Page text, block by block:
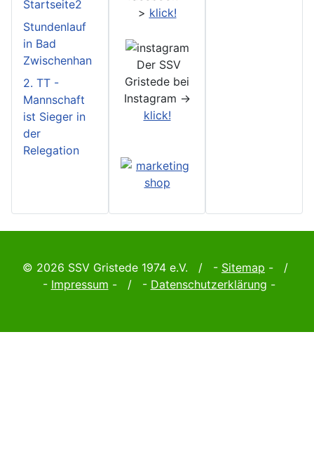
Startseite2
Stundenlauf
in Bad
Zwischenhan
2. TT -
Mannschaft
ist Sieger in
der
Relegation
> klick!
Der SSV
Gristede bei
Instagram ->
klick!
© 2026 SSV Gristede 1974 e.V. / - Sitemap - /
- Impressum - / - Datenschutzerklärung -